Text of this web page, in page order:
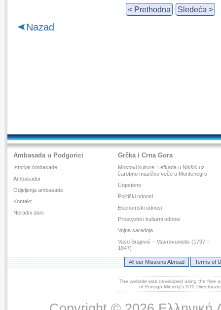
< Prethodna Sledeća >
Nazad
Ambasada u Podgorici
Istorijat Ambasade
Ambasador
Odjeljenja ambasade
Kontakt
Neradni dani
Grčka i Crna Gora
Mostovi kulture: Lefkada u Nikšić uz
čarobno muzičko veče u Montenegro
Uopsteno
Politički odnosi
Ekonomski odnosi
Prosvjetni i kulturni odnosi
Vojna saradnja
Vaso Brajović – Mavrovuniotis (1797 –
1847)
All our Missions Abroad Terms of
The website was developed using the free
of Foreign Ministry's ST2